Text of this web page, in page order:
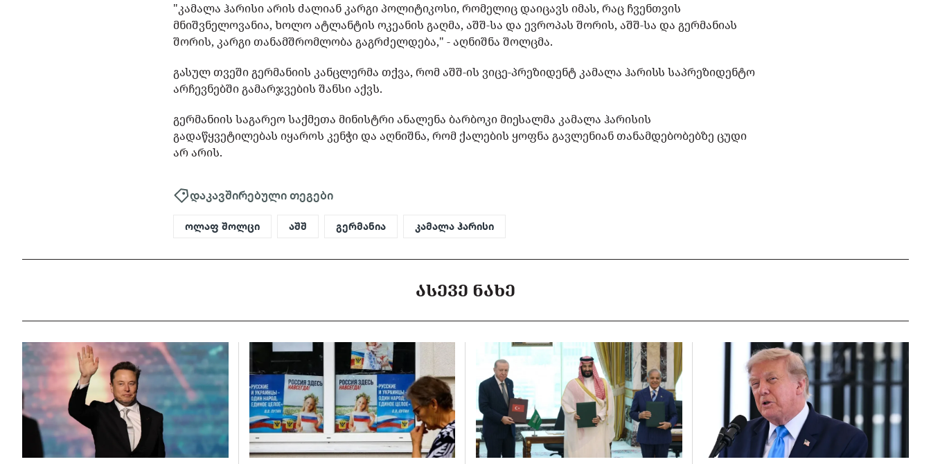
"კამალა ჰარისი არის ძალიან კარგი პოლიტიკოსი, რომელიც დაიცავს იმას, რაც ჩვენთვის
მნიშვნელოვანია, ხოლო ატლანტის ოკეანის გაღმა, აშშ-სა და ევროპას შორის, აშშ-სა და გერმანიას
შორის, კარგი თანამშრომლობა გაგრძელდება," - აღნიშნა შოლცმა.
გასულ თვეში გერმანიის კანცლერმა თქვა, რომ აშშ-ის ვიცე-პრეზიდენტ კამალა ჰარისს საპრეზიდენტო
არჩევნებში გამარჯვების შანსი აქვს.
გერმანიის საგარეო საქმეთა მინისტრი ანალენა ბარბოკი მიესალმა კამალა ჰარისის
გადაწყვეტილებას იყაროს კენჭი და აღნიშნა, რომ ქალების ყოფნა გავლენიან თანამდებობებზე ცუდი
არ არის.
დაკავშირებული თეგები
ოლაფ შოლცი აშშ გერმანია კამალა ჰარისი
ᲐᲡᲔᲕᲔ ᲜᲐᲮᲔ